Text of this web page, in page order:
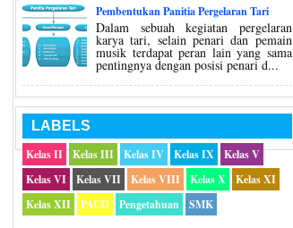
Pembentukan Panitia Pergelaran Tari
Dalam sebuah kegiatan pergelaran
karya tari, selain penari dan pemain
musik terdapat peran lain yang sama
pentingnya dengan posisi penari d...
LABELS
Kelas II
Kelas III Kelas IV Kelas IX
Kelas V
Kelas VI
Kelas VII Kelas VIII Kelas X
Kelas XI
Kelas XII
PAUD Pengetahuan SMK